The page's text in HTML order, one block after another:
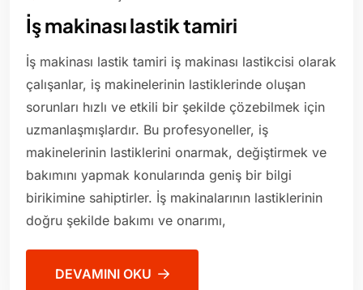
İş makinası lastik tamiri
İş makinası lastik tamiri iş makinası lastikcisi olarak
çalışanlar, iş makinelerinin lastiklerinde oluşan
sorunları hızlı ve etkili bir şekilde çözebilmek için
uzmanlaşmışlardır. Bu profesyoneller, iş
makinelerinin lastiklerini onarmak, değiştirmek ve
bakımını yapmak konularında geniş bir bilgi
birikimine sahiptirler. İş makinalarının lastiklerinin
doğru şekilde bakımı ve onarımı,
DEVAMINI OKU